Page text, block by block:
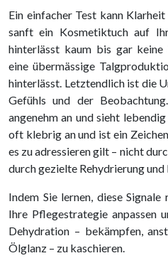
Ein einfacher Test kann
sanft ein Kosmetiktuch auf
hinterlässt kaum bis gar keine
eine übermässige
hinterlässt. Letztendlich ist die
Gefühls und der
angenehm an und sieht
oft klebrig an und ist ein
es zu adressieren gilt – nicht
durch gezielte Rehydrierung
Indem Sie lernen, diese
Ihre Pflegestrategie anpassen
Dehydration – bekämpfen,
Ölglanz – zu kaschieren.